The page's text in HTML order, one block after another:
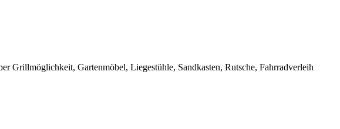
Grillmöglichkeit, Gartenmöbel, Liegestühle, Sandkasten, Rutsche, Fahrradverleih